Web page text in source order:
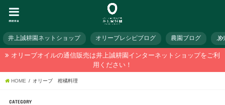
menu
井上誠耕園ネットショップ オリーブレシピブログ 農園ブログ メ
オリーブオイルの通信販売は井上誠耕園インターネットショップをご利
用ください！
HOME オリーブ 柑橘料理
CATEGORY